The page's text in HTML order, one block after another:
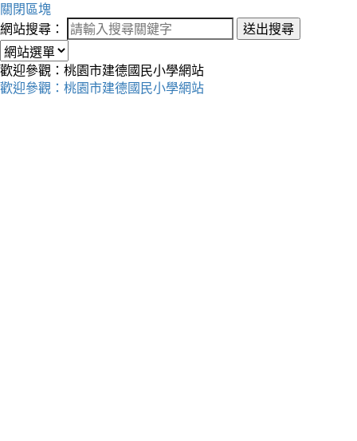
關閉區塊
網站搜尋：
送出搜尋
歡迎參觀：桃園市建德國民小學網站
歡迎參觀：桃園市建德國民小學網站